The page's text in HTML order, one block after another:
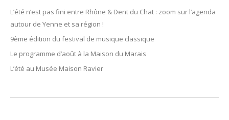
L’été n’est pas fini entre Rhône & Dent du Chat : zoom sur l’agenda
autour de Yenne et sa région !
9ème édition du festival de musique classique
Le programme d’août à la Maison du Marais
L’été au Musée Maison Ravier